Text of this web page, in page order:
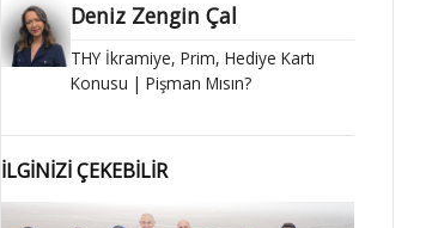
Deniz Zengin Çal
THY İkramiye, Prim, Hediye Kartı
Konusu | Pişman Mısın?
İLGİNİZİ ÇEKEBİLİR